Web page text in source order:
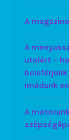
A
A
utolért –
beleférjünk
imádunk
A